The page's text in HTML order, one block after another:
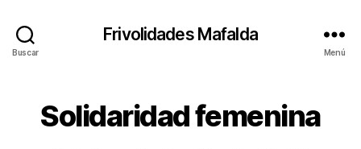
Buscar
Frivolidades Mafalda
Menú
Categorías
Solidaridad femenina